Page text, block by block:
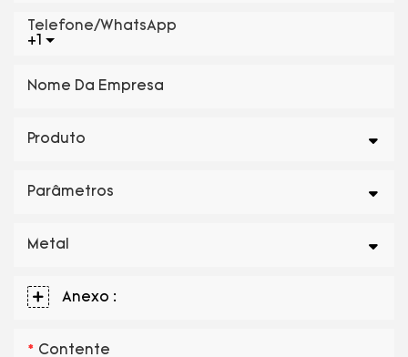
+1
Telefone/WhatsApp
Nome Da Empresa
Produto
Parâmetros
Metal
Anexo :
Contente